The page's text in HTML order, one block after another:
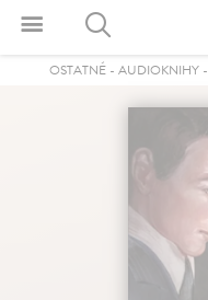
OSTATNÉ- AUDIOKNIHY-